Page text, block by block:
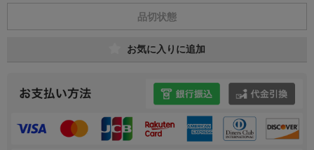
品切状態
お気に入りに追加